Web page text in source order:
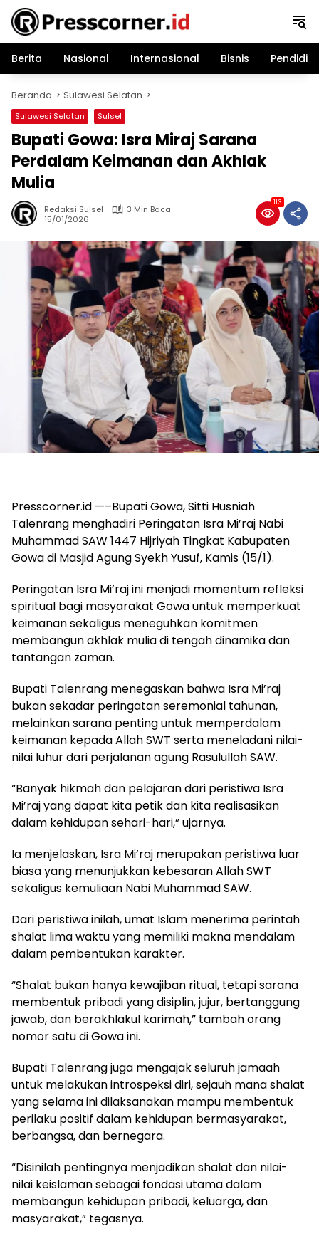
Langsung
konten
Berita
Nasional Internasional Bisnis
Beranda Sulawesi Selatan
Sulawesi Selatan Sulsel
Bupati Gowa: Isra Miraj Sarana
Perdalam Keimanan dan Akhlak
Mulia
Redaksi Sulsel
3 Min Baca
15/01/2026
113
Presscorner.id —–Bupati Gowa, Sitti Husniah
Talenrang menghadiri Peringatan Isra Mi’raj Nabi
Muhammad SAW 1447 Hijriyah Tingkat Kabupaten
Gowa di Masjid Agung Syekh Yusuf, Kamis (15/1).
Peringatan Isra Mi’raj ini menjadi momentum refleksi
spiritual bagi masyarakat Gowa untuk memperkuat
keimanan sekaligus meneguhkan komitmen
membangun akhlak mulia di tengah dinamika dan
tantangan zaman.
Bupati Talenrang menegaskan bahwa Isra Mi’raj
bukan sekadar peringatan seremonial tahunan,
melainkan sarana penting untuk memperdalam
keimanan kepada Allah SWT serta meneladani nilai-
nilai luhur dari perjalanan agung Rasulullah SAW.
“Banyak hikmah dan pelajaran dari peristiwa Isra
Mi’raj yang dapat kita petik dan kita realisasikan
dalam kehidupan sehari-hari,” ujarnya.
Ia menjelaskan, Isra Mi’raj merupakan peristiwa luar
biasa yang menunjukkan kebesaran Allah SWT
sekaligus kemuliaan Nabi Muhammad SAW.
Dari peristiwa inilah, umat Islam menerima perintah
shalat lima waktu yang memiliki makna mendalam
dalam pembentukan karakter.
“Shalat bukan hanya kewajiban ritual, tetapi sarana
membentuk pribadi yang disiplin, jujur, bertanggung
jawab, dan berakhlakul karimah,” tambah orang
nomor satu di Gowa ini.
Bupati Talenrang juga mengajak seluruh jamaah
untuk melakukan introspeksi diri, sejauh mana shalat
yang selama ini dilaksanakan mampu membentuk
perilaku positif dalam kehidupan bermasyarakat,
berbangsa, dan bernegara.
“Disinilah pentingnya menjadikan shalat dan nilai-
nilai keislaman sebagai fondasi utama dalam
membangun kehidupan pribadi, keluarga, dan
masyarakat,” tegasnya.